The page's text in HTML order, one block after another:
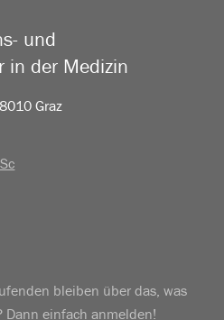
und
in der Medizin
Graz
bleiben über das, was
Dann einfach anmelden!